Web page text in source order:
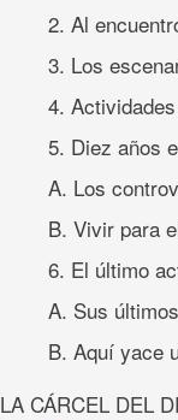
2. Al
3. Los
4.
5. Diez años
A. Los
B. Vivir para
6. El último
A. Sus
B. Aquí yace
LA CÁRCEL DEL